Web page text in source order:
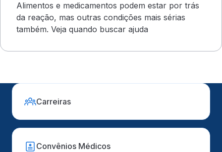
Alimentos e medicamentos podem estar por trás
da reação, mas outras condições mais sérias
também. Veja quando buscar ajuda
Carreiras
Convênios Médicos